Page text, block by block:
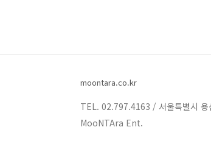
moontara.co.kr
TEL. 02.797.4163 / 서울특별시 용
MooNTAra Ent.